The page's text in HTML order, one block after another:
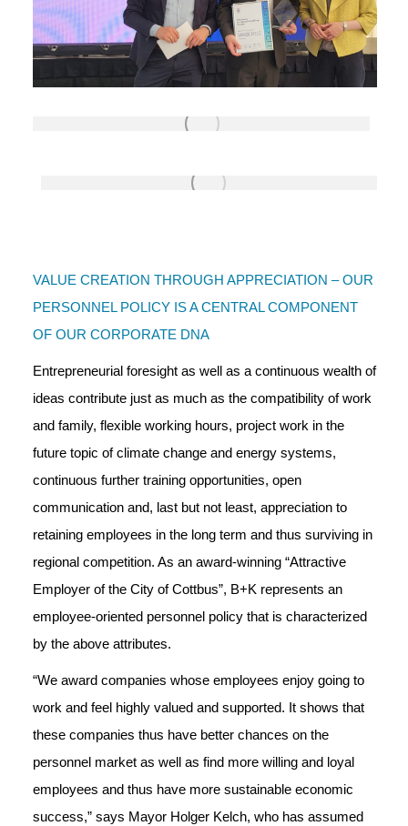
VALUE CREATION THROUGH APPRECIATION – OUR
PERSONNEL POLICY IS A CENTRAL COMPONENT
OF OUR CORPORATE DNA
Entrepreneurial foresight as well as a continuous wealth of
ideas contribute just as much as the compatibility of work
and family, flexible working hours, project work in the
future topic of climate change and energy systems,
continuous further training opportunities, open
communication and, last but not least, appreciation to
retaining employees in the long term and thus surviving in
regional competition. As an award-winning “Attractive
Employer of the City of Cottbus”, B+K represents an
employee-oriented personnel policy that is characterized
by the above attributes.
“We award companies whose employees enjoy going to
work and feel highly valued and supported. It shows that
these companies thus have better chances on the
personnel market as well as find more willing and loyal
employees and thus have more sustainable economic
success,” says Mayor Holger Kelch, who has assumed